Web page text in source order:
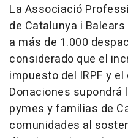
La Associació
de Catalunya i
a más de 1.000
considerado que el
impuesto del IRPF y
Donaciones
pymes y familias de
comunidades al